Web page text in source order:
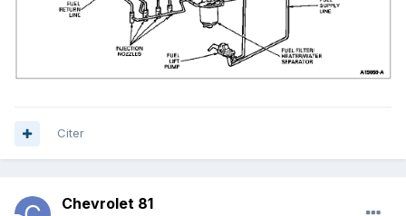
Citer
Chevrolet 81